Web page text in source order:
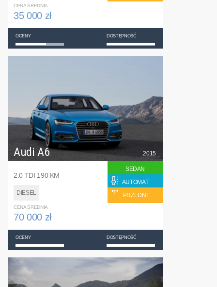
CENA ŚREDNIA
35 000 zł
OCENY DOSTĘPNOŚĆ
Audi A6
2.0 TDI 190 KM
DIESEL
2015
SEDAN
AUTOMAT
PRZEDNI
CENA ŚREDNIA
70 000 zł
OCENY DOSTĘPNOŚĆ